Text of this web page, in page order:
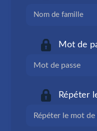
Mot de
Répéter